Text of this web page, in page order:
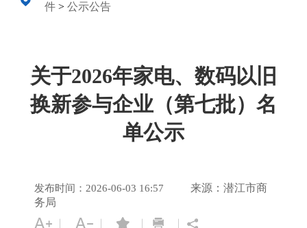
件 > 公示公告
关于2026年家电、数码以旧
换新参与企业（第七批）名
单公示
发布时间：2026-06-03 16:57
来源：潜江市商
务局